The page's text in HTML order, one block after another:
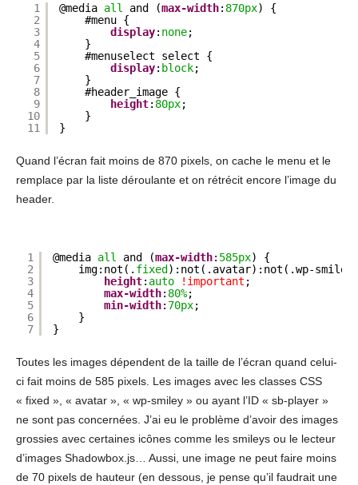
1
2
3
4
5
6
7
8
9
10
11
@media all and (max-width: 870px) {
#menu {
display: none;
}
#menuselect select {
display: block;
}
#header_image {
height: 80px;
}
}
Quand l’écran fait moins de 870 pixels, on cache le menu et le
remplace par la liste déroulante et on rétrécit encore l’image du
header.
1
2
3
4
5
6
7
@media all and (max-width: 585px) {
img:not(. fixed ):not(.avatar):not(.wp-
height: auto !important ;
max-width: 80%;
min-width: 70px;
}
}
Toutes les images dépendent de la taille de l’écran quand celui-
ci fait moins de 585 pixels. Les images avec les classes CSS
« fixed », « avatar », « wp-smiley » ou ayant l’ID « sb-player »
ne sont pas concernées. J’ai eu le problème d’avoir des images
grossies avec certaines icônes comme les smileys ou le lecteur
d’images Shadowbox.js… Aussi, une image ne peut faire moins
de 70 pixels de hauteur (en dessous, je pense qu’il faudrait une